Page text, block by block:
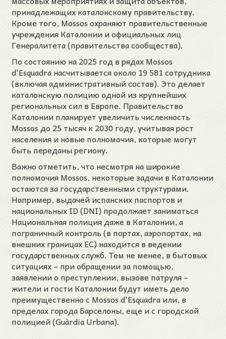
принадлежащих каталонскому правительству.
Кроме того, Mossos охраняют правительственные
учреждения Каталонии и официальных лиц
Генералитета (правительства сообщества).
По состоянию на 2025 год в рядах Mossos
d'Esquadra насчитывается около 19 581 сотрудника
(включая административный состав). Это делает
каталонскую полицию одной из крупнейших
региональных сил в Европе. Правительство
Каталонии планирует увеличить численность
Mossos до 25 тысяч к 2030 году, учитывая рост
населения и новые полномочия, которые могут
быть переданы региону.
Важно отметить, что несмотря на широкие
полномочия Mossos, некоторые задачи в Каталонии
остаются за государственными структурами.
Например, выдачей испанских паспортов и
национальных ID (DNI) продолжает заниматься
Национальная полиция даже в Каталонии, а
пограничный контроль (в портах, аэропортах, на
внешних границах ЕС) находится в ведении
государственных служб. Тем не менее, в бытовых
ситуациях – при обращении за помощью,
заявлении о преступлении, вызове патруля –
жители и гости Каталонии будут иметь дело
преимущественно с Mossos d'Esquadra или, в
пределах города Барселоны, еще и с городской
полицией (Guàrdia Urbana).